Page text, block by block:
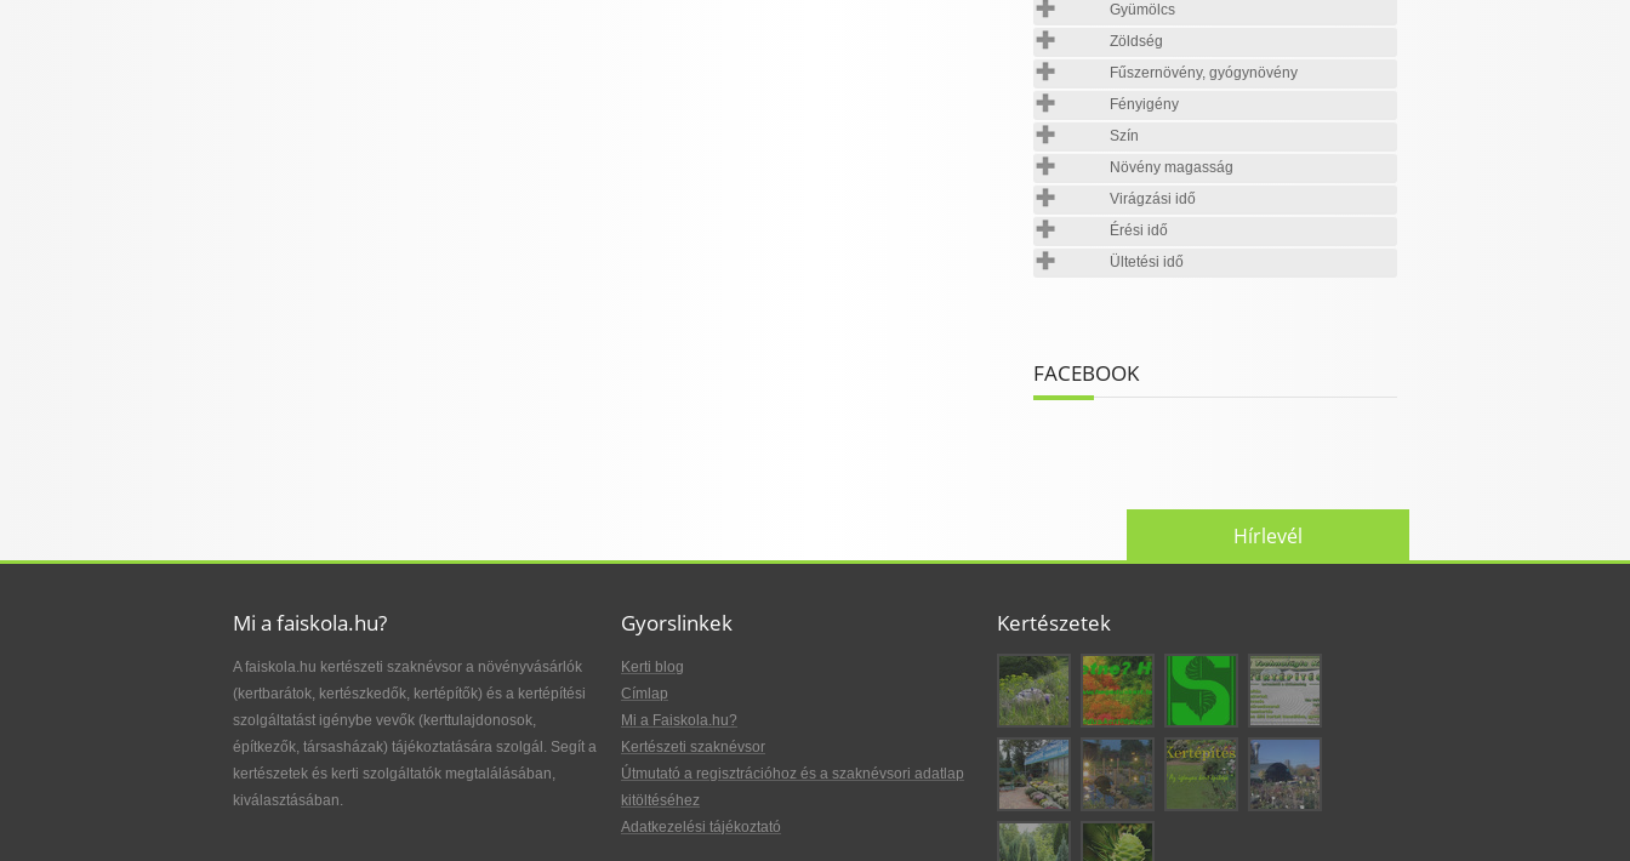
Gyümölcs
Zöldség
Fűszernövény, gyógynövény
Fényigény
Szín
Növény magasság
Virágzási idő
Érési idő
Ültetési idő
FACEBOOK
Hírlevél
Mi a faiskola.hu?
A faiskola.hu kertészeti szaknévsor a növényvásárlók
(kertbarátok, kertészkedők, kertépítők) és a kertépítési
szolgáltatást igénybe vevők (kerttulajdonosok,
építkezők, társasházak) tájékoztatására szolgál. Segít a
kertészetek és kerti szolgáltatók megtalálásában,
kiválasztásában.
Gyorslinkek
Kerti blog
Címlap
Mi a Faiskola.hu?
Kertészeti szaknévsor
Útmutató a regisztrációhoz és a szaknévsori adatlap
kitöltéséhez
Adatkezelési tájékoztató
Kertészetek